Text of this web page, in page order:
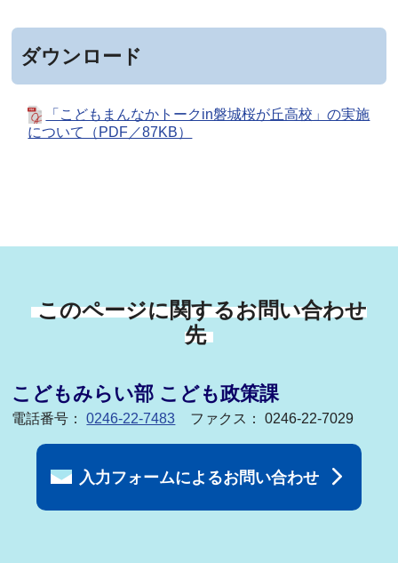
ダウンロード
「こどもまんなかトークin磐城桜が丘高校」の実施
について（PDF／87KB）
このページに関するお問い合わせ
先
こどもみらい部 こども政策課
電話番号：0246-22-7483 ファクス： 0246-22-7029
入力フォームによるお問い合わせ